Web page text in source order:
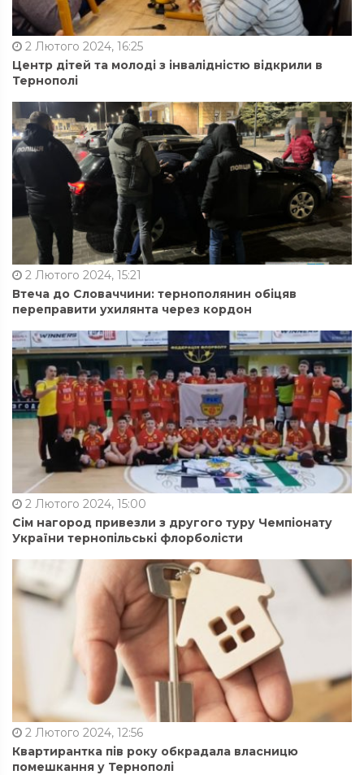
2 Лютого 2024, 16:25
Центр дітей та молоді з інвалідністю відкрили в
Тернополі
2 Лютого 2024, 15:21
Втеча до Словаччини: тернополянин обіцяв
переправити ухилянта через кордон
2 Лютого 2024, 15:00
Сім нагород привезли з другого туру Чемпіонату
України тернопільські флорболісти
2 Лютого 2024, 12:56
Квартирантка пів року обкрадала власницю
помешкання у Тернополі